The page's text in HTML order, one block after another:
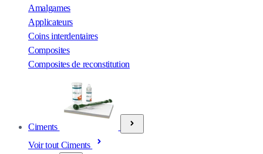
Amalgames
Applicateurs
Coins interdentaires
Composites
Composites de reconstitution
Ciments
Voir tout Ciments